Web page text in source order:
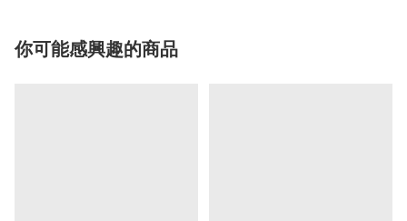
你可能感興趣的商品